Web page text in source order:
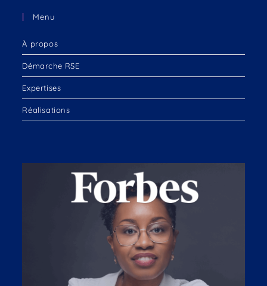
Menu
À propos
Démarche RSE
Expertises
Réalisations